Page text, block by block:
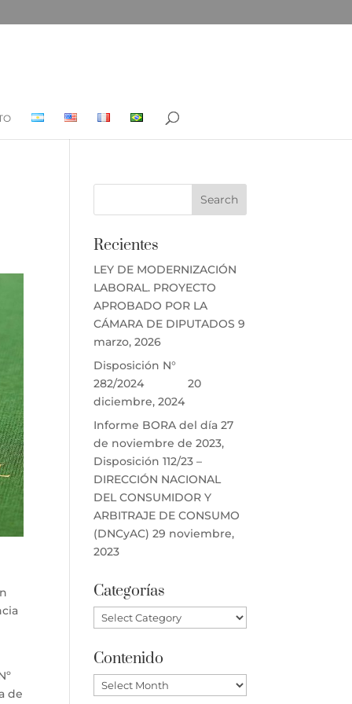
de
Recientes
LEY DE MODERNIZACIÓN
LABORAL. PROYECTO
APROBADO POR LA
CÁMARA DE DIPUTADOS 9
marzo, 2026
Disposición N°
282/2024
20
diciembre, 2024
Informe BORA del día 27
de noviembre de 2023,
Disposición 112/23 –
DIRECCIÓN NACIONAL
DEL CONSUMIDOR Y
ARBITRAJE DE CONSUMO
(DNCyAC) 29 noviembre,
2023
Categorías
Categorías
Contenido
Contenido